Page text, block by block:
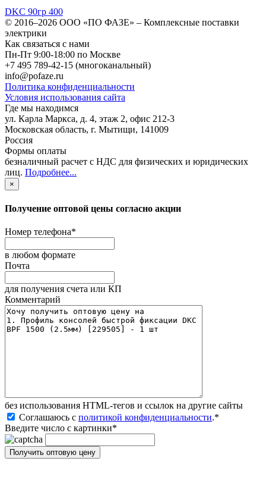
DKC 90гр 400
© 2016–2026 ООО «ПО ФАЗЕ» – Комплексные поставки
электрики
Как связаться с нами
Пн-Пт 9:00-18:00 по Москве
+7 495 789-42-15 (многоканальный)
info@pofaze.ru
Политика конфиденциальности
Условия использования сайта
Где мы находимся
ул. Карла Маркса, д. 4, этаж 2, офис 212-3
Московская область, г. Мытищи, 141009
Россия
Формы оплаты
безналичный расчет с НДС для физических и юридических
лиц. Подробнее...
×
Получение оптовой цены согласно акции
Номер телефона*
в любом формате
Почта
для получения счета или КП
Комментарий
без иcпользования HTML-тегов и ссылок на другие сайты
Соглашаюсь с политикой конфиденциальности.*
Введите число с картинки*